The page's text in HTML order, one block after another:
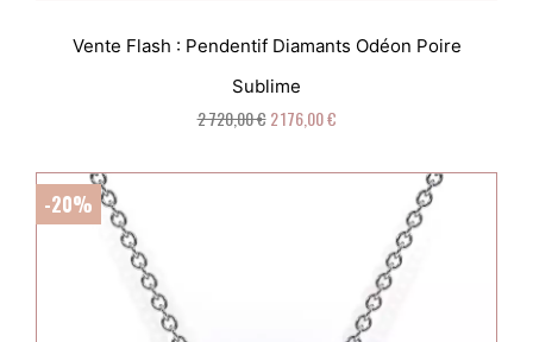
Vente Flash : Pendentif Diamants Odéon Poire
Sublime
2 720,00 € 2 176,00 €
-20%